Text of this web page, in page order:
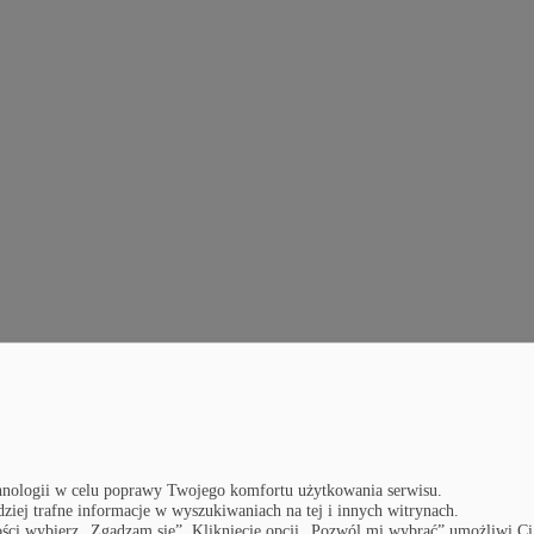
w celu poprawy Twojego komfortu użytkowania serwisu.
trafne informacje w wyszukiwaniach na tej i innych witrynach.